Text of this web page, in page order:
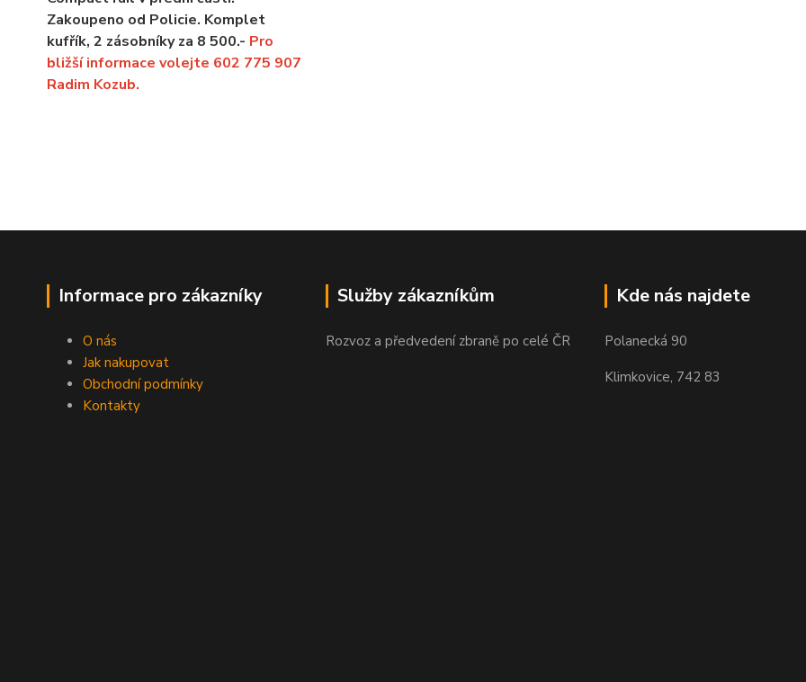
Zakoupeno od Policie. Komplet
kufřík, 2 zásobníky za 8 500.- Pro
bližší informace volejte 602 775 907
Radim Kozub.
Informace pro zákazníky
O nás
Jak nakupovat
Obchodní podmínky
Kontakty
Služby zákazníkům
Rozvoz a předvedení zbraně po celé ČR
Kde nás najdete
Polanecká 90
Klimkovice, 742 83